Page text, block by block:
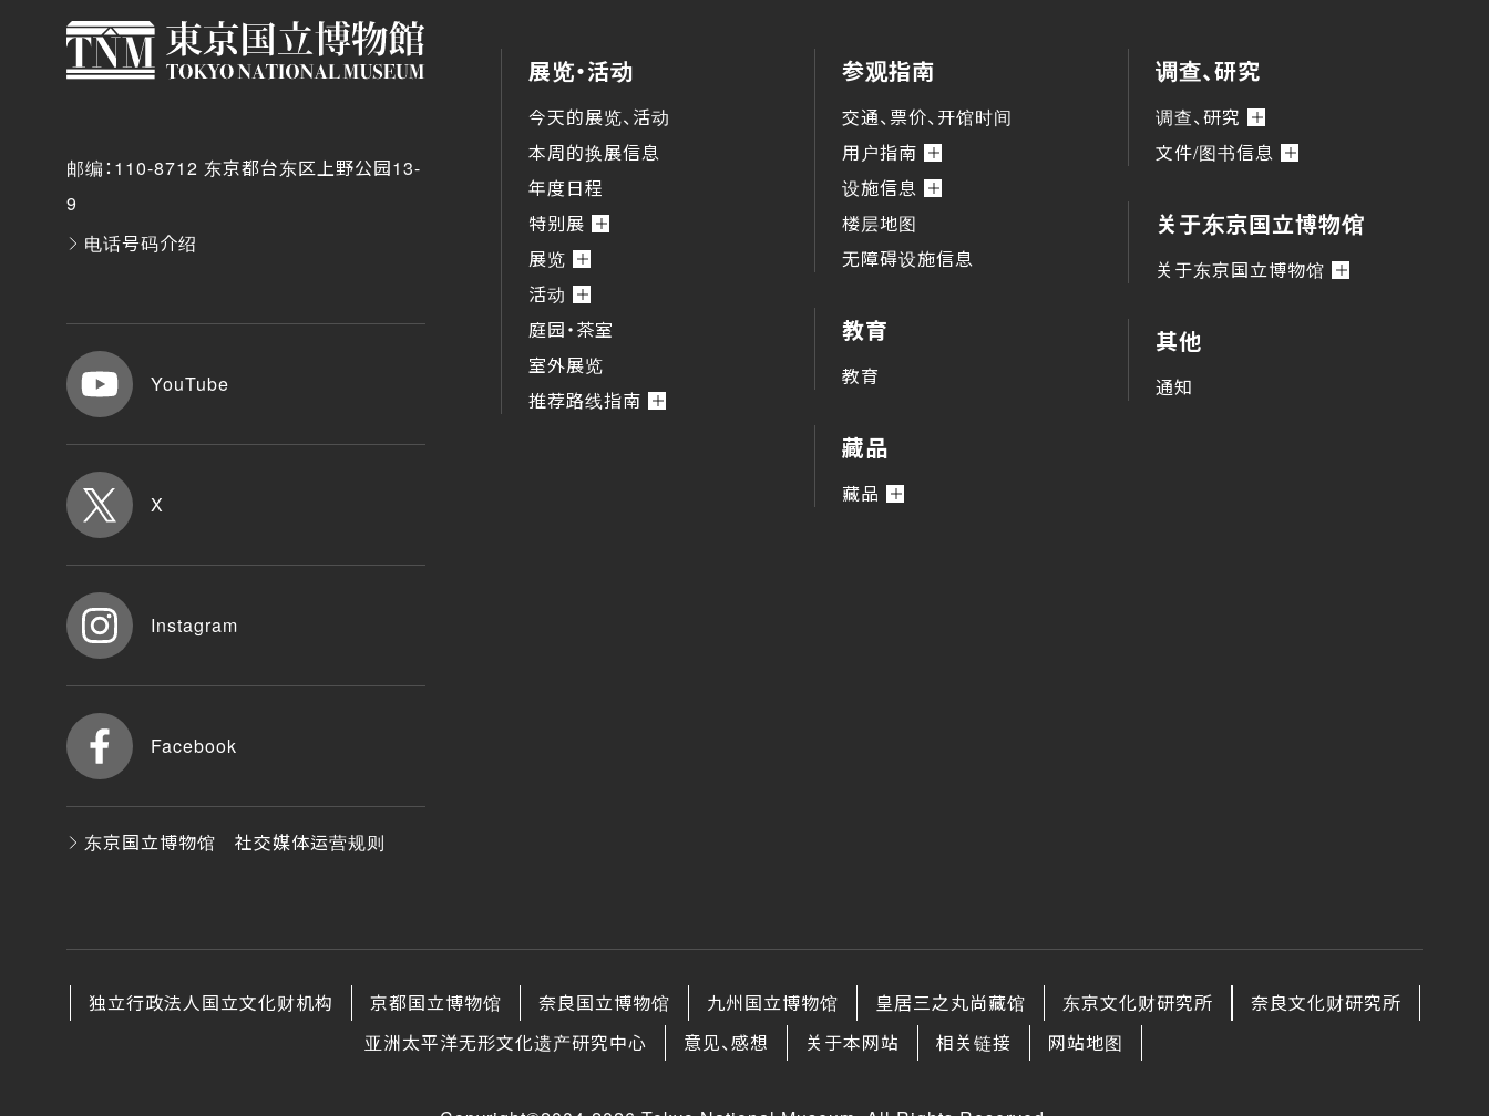
邮编：110-8712 东京都台东区上野公园13-
9
电话号码介绍
YouTube
X
Instagram
Facebook
东京国立博物馆 社交媒体运营规则
展览・活动
今天的展览、活动
本周的换展信息
年度日程
特别展
展览
活动
庭园・茶室
室外展览
推荐路线指南
参观指南
交通、票价、开馆时间
用户指南
设施信息
楼层地图
无障碍设施信息
教育
教育
藏品
藏品
调查、研究
调查、研究
文件/图书信息
关于东京国立博物馆
关于东京国立博物馆
其他
通知
独立行政法人国立文化财机构 京都国立博物馆 奈良国立博物馆 九州国立博物馆 皇居三之丸尚藏馆 东京文化财研究所
奈良文化财研究所
亚洲太平洋无形文化遗产研究中心
意见、感想 关于本网站 相关链接 网站地图